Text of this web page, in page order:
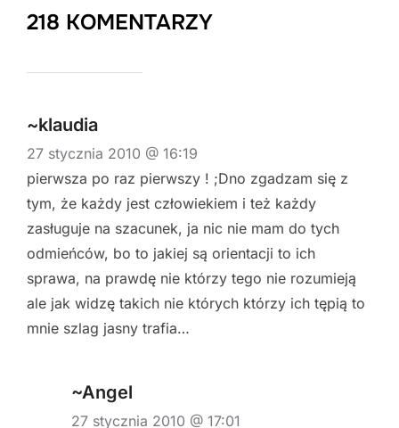
218 KOMENTARZY
~klaudia
27 stycznia 2010 @ 16:19
pierwsza po raz pierwszy ! ;Dno zgadzam się z
tym, że każdy jest człowiekiem i też każdy
zasługuje na szacunek, ja nic nie mam do tych
odmieńców, bo to jakiej są orientacji to ich
sprawa, na prawdę nie którzy tego nie rozumieją
ale jak widzę takich nie których którzy ich tępią to
mnie szlag jasny trafia…
~Angel
27 stycznia 2010 @ 17:01